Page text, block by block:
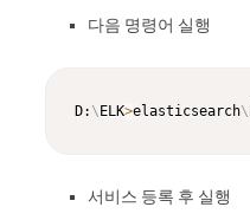
다음 명령어 실행
D: \ ELK>elasticsearch\
서비스 등록 후 실행